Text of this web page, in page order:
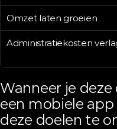
Omzet laten groeien
Administratiekosten
Wanneer je
een mobiele
deze doelen te